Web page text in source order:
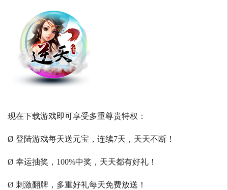
现在下载游戏即可享受多重尊贵特权：
Ø 登陆游戏每天送元宝，连续7天，天天不断！
Ø 幸运抽奖，100%中奖，天天都有好礼！
Ø 刺激翻牌，多重好礼每天免费放送！